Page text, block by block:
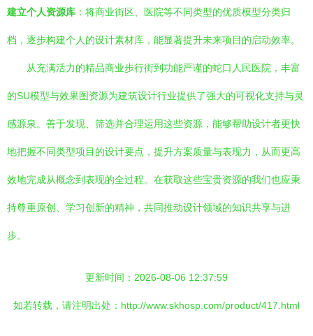
建立个人资源库 ：将商业街区、医院等不同类型的优质模型分类归
档，逐步构建个人的设计素材库，能显著提升未来项目的启动效率。
从充满活力的精品商业步行街到功能严谨的蛇口人民医院，丰富
的SU模型与效果图资源为建筑设计行业提供了强大的可视化支持与灵
感源泉。善于发现、筛选并合理运用这些资源，能够帮助设计者更快
地把握不同类型项目的设计要点，提升方案质量与表现力，从而更高
效地完成从概念到表现的全过程。在获取这些宝贵资源的我们也应秉
持尊重原创、学习创新的精神，共同推动设计领域的知识共享与进
步。
更新时间：2026-08-06 12:37:59
如若转载，请注明出处：http://www.skhosp.com/product/417.html